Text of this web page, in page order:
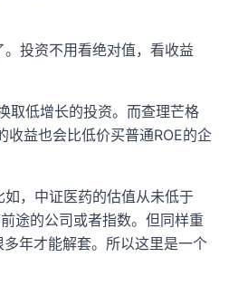
投资不用看绝对值，看收益
取低增长的投资。而查理芒格
收益也会比低价买普通ROE的企
，中证医药的估值从未低于
途的公司或者指数。但同样重
年才能解套。所以这里是一个